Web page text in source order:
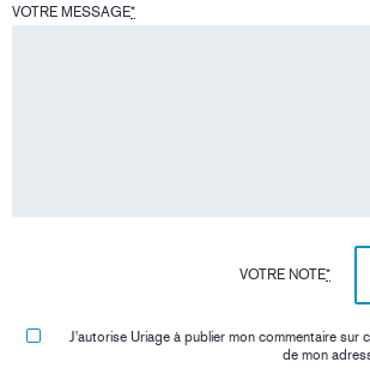
VOTRE MESSAGE*
VOTRE NOTE*
J'autorise Uriage à publier mon commentaire sur
de mon